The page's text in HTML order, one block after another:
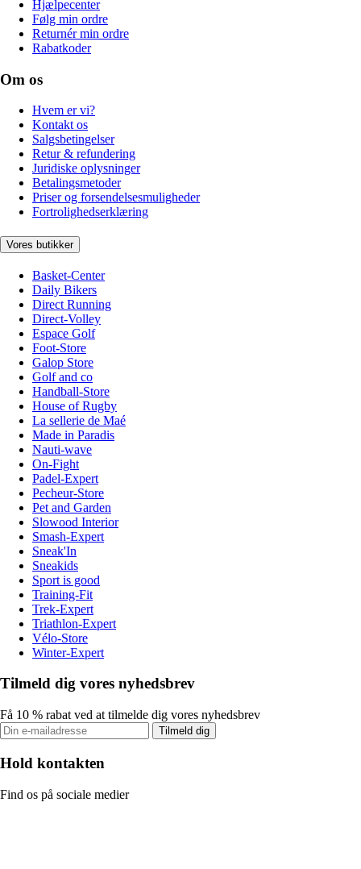
Hjælpecenter
Følg min ordre
Returnér min ordre
Rabatkoder
Om os
Hvem er vi?
Kontakt os
Salgsbetingelser
Retur & refundering
Juridiske oplysninger
Betalingsmetoder
Priser og forsendelsesmuligheder
Fortrolighedserklæring
Vores butikker
Basket-Center
Daily Bikers
Direct Running
Direct-Volley
Espace Golf
Foot-Store
Galop Store
Golf and co
Handball-Store
House of Rugby
La sellerie de Maé
Made in Paradis
Nauti-wave
On-Fight
Padel-Expert
Pecheur-Store
Pet and Garden
Slowood Interior
Smash-Expert
Sneak'In
Sneakids
Sport is good
Training-Fit
Trek-Expert
Triathlon-Expert
Vélo-Store
Winter-Expert
Tilmeld dig vores nyhedsbrev
Få 10 % rabat ved at tilmelde dig vores nyhedsbrev
Tilmeld dig
Hold kontakten
Find os på sociale medier